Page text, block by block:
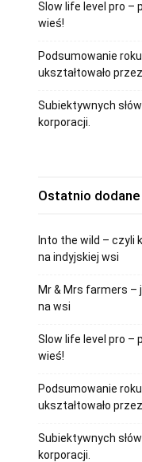
Slow life level pro –
wieś!
Podsumowanie
ukształtowało
Subiektywnych
korporacji.
Ostatnio dodane
Into the wild – czyli
na indyjskiej wsi
Mr & Mrs farmers –
na wsi
Slow life level pro –
wieś!
Podsumowanie
ukształtowało
Subiektywnych
korporacji.